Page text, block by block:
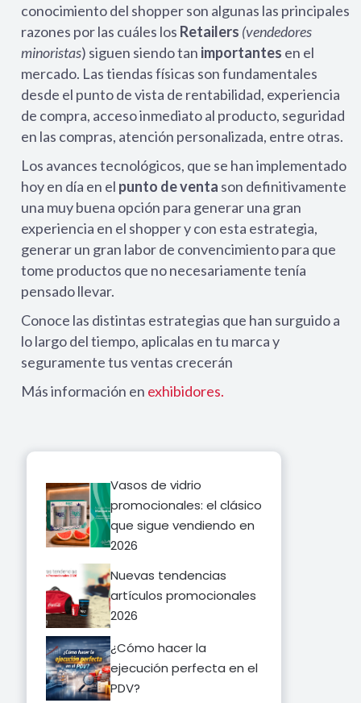
conocimiento del shopper son algunas las principales
razones por las cuáles los Retailers (vendedores
minoristas) siguen siendo tan importantes en el
mercado. Las tiendas físicas son fundamentales
desde el punto de vista de rentabilidad, experiencia
de compra, acceso inmediato al producto, seguridad
en las compras, atención personalizada, entre otras.
Los avances tecnológicos, que se han implementado
hoy en día en el punto de venta son definitivamente
una muy buena opción para generar una gran
experiencia en el shopper y con esta estrategia,
generar un gran labor de convencimiento para que
tome productos que no necesariamente tenía
pensado llevar.
Conoce las distintas estrategias que han surguido a
lo largo del tiempo, aplicalas en tu marca y
seguramente tus ventas crecerán
Más información en exhibidores.
Vasos de vidrio
promocionales: el clásico
que sigue vendiendo en
2026
Nuevas tendencias
artículos promocionales
2026
¿Cómo hacer la
ejecución perfecta en el
PDV?